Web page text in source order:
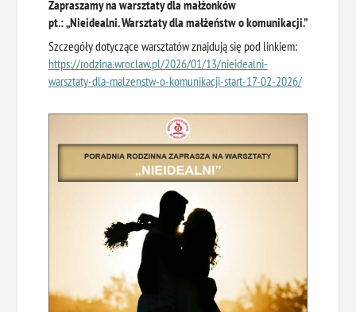
Zapraszamy na warsztaty dla małżonków
pt.:„Nieidealni. Warsztaty dla małżeństw o komunikacji.”
Szczegóły dotyczące warsztatów znajdują się pod linkiem:
https://rodzina.wroclaw.pl/2026/01/13/nieidealni-
warsztaty-dla-malzenstw-o-komunikacji-start-17-02-2026/